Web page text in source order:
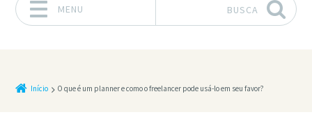
MENU BUSCA
Início O que é um planner e como o freelancer pode usá-lo em seu favor?